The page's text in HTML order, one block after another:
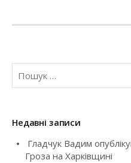
n
a
i
П
кНедавні записи
Гладчук Вадим
Гроза на Харківщині